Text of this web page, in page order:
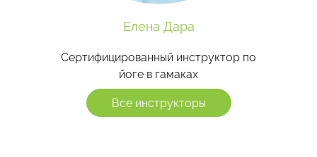
Елена Дара
Сертифицированный инструктор по
йоге в гамаках
Все инструкторы